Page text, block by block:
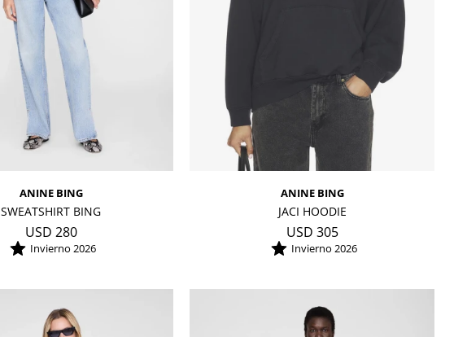
ANINE BING
SWEATSHIRT BING
USD 280
Invierno 2026
ANINE BING
JACI HOODIE
USD 305
Invierno 2026